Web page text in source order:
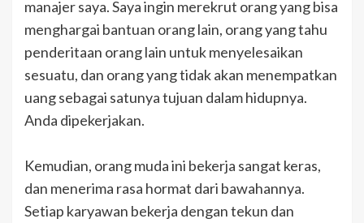
manajer saya. Saya ingin merekrut orang yang bisa
menghargai bantuan orang lain, orang yang tahu
penderitaan orang lain untuk menyelesaikan
sesuatu, dan orang yang tidak akan menempatkan
uang sebagai satunya tujuan dalam hidupnya.
Anda dipekerjakan.
Kemudian, orang muda ini bekerja sangat keras,
dan menerima rasa hormat dari bawahannya.
Setiap karyawan bekerja dengan tekun dan